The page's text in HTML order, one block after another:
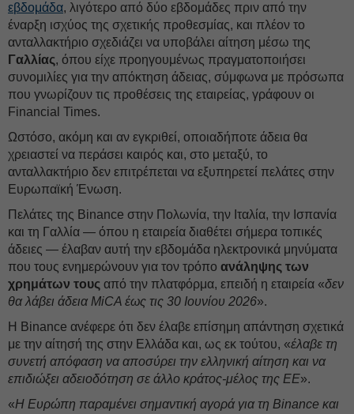
εβδομάδα, λιγότερο από δύο εβδομάδες πριν από την
έναρξη ισχύος της σχετικής προθεσμίας, και πλέον το
ανταλλακτήριο σχεδιάζει να υποβάλει αίτηση μέσω της
Γαλλίας, όπου είχε προηγουμένως πραγματοποιήσει
συνομιλίες για την απόκτηση άδειας, σύμφωνα με πρόσωπα
που γνωρίζουν τις προθέσεις της εταιρείας, γράφουν οι
Financial Times.
Ωστόσο, ακόμη και αν εγκριθεί, οποιαδήποτε άδεια θα
χρειαστεί να περάσει καιρός και, στο μεταξύ, το
ανταλλακτήριο δεν επιτρέπεται να εξυπηρετεί πελάτες στην
Ευρωπαϊκή Ένωση.
Πελάτες της Binance στην Πολωνία, την Ιταλία, την Ισπανία
και τη Γαλλία — όπου η εταιρεία διαθέτει σήμερα τοπικές
άδειες — έλαβαν αυτή την εβδομάδα ηλεκτρονικά μηνύματα
που τους ενημερώνουν για τον τρόπο ανάληψης των
χρημάτων τους από την πλατφόρμα, επειδή η εταιρεία «δεν
θα λάβει άδεια MiCA έως τις 30 Ιουνίου 2026».
Η Binance ανέφερε ότι δεν έλαβε επίσημη απάντηση σχετικά
με την αίτησή της στην Ελλάδα και, ως εκ τούτου, «έλαβε τη
συνετή απόφαση να αποσύρει την ελληνική αίτηση και να
επιδιώξει αδειοδότηση σε άλλο κράτος-μέλος της ΕΕ».
«Η Ευρώπη παραμένει σημαντική αγορά για τη Binance και